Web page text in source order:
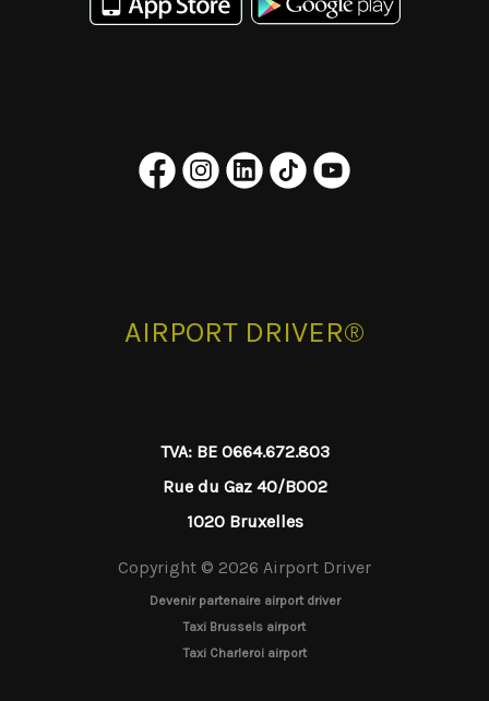
AIRPORT DRIVER®
TVA: BE 0664.672.803
Rue du Gaz 40/B002
1020 Bruxelles
Copyright © 2026 Airport Driver
Devenir partenaire airport driver
Taxi Brussels airport
Taxi Charleroi airport